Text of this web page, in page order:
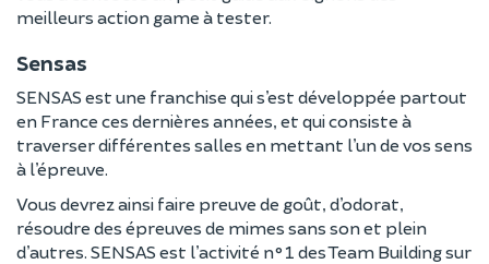
meilleurs action game à tester.
Sensas
SENSAS est une franchise qui s’est développée partout
en France ces dernières années, et qui consiste à
traverser différentes salles en mettant l’un de vos sens
à l’épreuve.
Vous devrez ainsi faire preuve de goût, d’odorat,
résoudre des épreuves de mimes sans son et plein
d’autres. SENSAS est l’activité n°1 des Team Building sur